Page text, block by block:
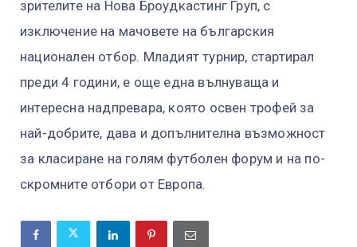
зрителите на Нова Броудкастинг Груп, с
изключение на мачовете на българския
национален отбор. Младият турнир, стартирал
преди 4 години, е още една вълнуваща и
интересна надпревара, която освен трофей за
най-добрите, дава и допълнителна възможност
за класиране на голям футболен форум и на по-
скромните отбори от Европа.